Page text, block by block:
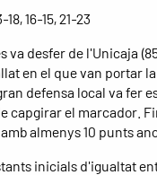
18, 16-15, 21-23
va desfer de l'Unicaja
en el que van portar
defensa local va fer
capgirar el marcador.
almenys 10 punts
inicials d'igualtat